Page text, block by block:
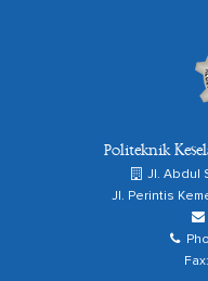
Politeknik
Jl. Abdul
Jl. Perintis